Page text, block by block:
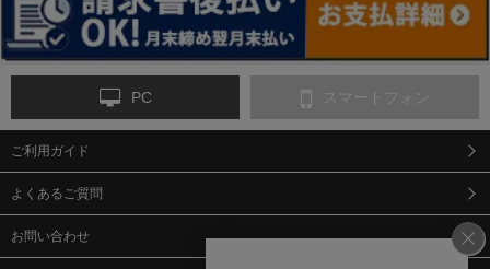
9-点字マット・タイ
PC スマートフォン
ご利用ガイド
よくあるご質問
お問い合わせ